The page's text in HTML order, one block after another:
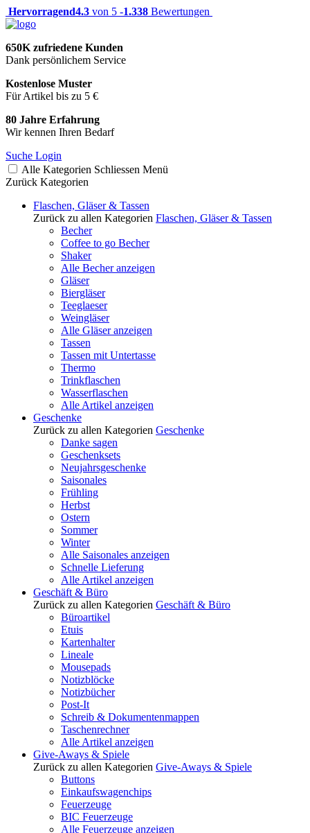
Hervorragend4.3 von 5 -1.338 Bewertungen
650K zufriedene Kunden
Dank persönlichem Service
Kostenlose Muster
Für Artikel bis zu 5 €
80 Jahre Erfahrung
Wir kennen Ihren Bedarf
Suche Login
Alle Kategorien Schliessen Menü
Zurück Kategorien
Flaschen, Gläser & Tassen
Zurück zu allen Kategorien Flaschen, Gläser & Tassen
Becher
Coffee to go Becher
Shaker
Alle Becher anzeigen
Gläser
Biergläser
Teeglaeser
Weingläser
Alle Gläser anzeigen
Tassen
Tassen mit Untertasse
Thermo
Trinkflaschen
Wasserflaschen
Alle Artikel anzeigen
Geschenke
Zurück zu allen Kategorien Geschenke
Danke sagen
Geschenksets
Neujahrsgeschenke
Saisonales
Frühling
Herbst
Ostern
Sommer
Winter
Alle Saisonales anzeigen
Schnelle Lieferung
Alle Artikel anzeigen
Geschäft & Büro
Zurück zu allen Kategorien Geschäft & Büro
Büroartikel
Etuis
Kartenhalter
Lineale
Mousepads
Notizblöcke
Notizbücher
Post-It
Schreib & Dokumentenmappen
Taschenrechner
Alle Artikel anzeigen
Give-Aways & Spiele
Zurück zu allen Kategorien Give-Aways & Spiele
Buttons
Einkaufswagenchips
Feuerzeuge
BIC Feuerzeuge
Alle Feuerzeuge anzeigen